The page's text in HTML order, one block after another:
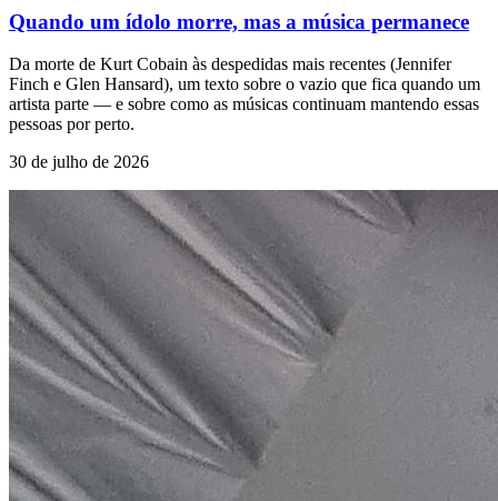
Quando um ídolo morre, mas a música permanece
Da morte de Kurt Cobain às despedidas mais recentes (Jennifer
Finch e Glen Hansard), um texto sobre o vazio que fica quando um
artista parte — e sobre como as músicas continuam mantendo essas
pessoas por perto.
30 de julho de 2026